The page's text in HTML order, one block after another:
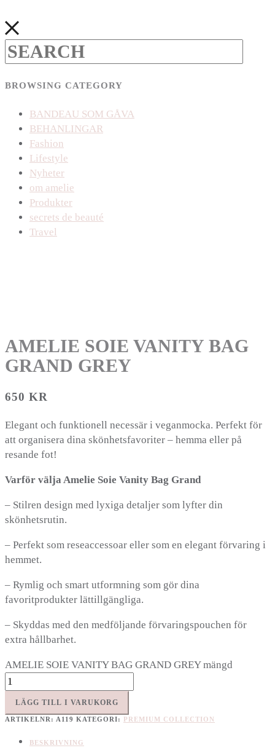
BROWSING CATEGORY
BANDEAU SOM GÅVA
BEHANLINGAR
Fashion
Lifestyle
Nyheter
om amelie
Produkter
secrets de beauté
Travel
AMELIE SOIE VANITY BAG
GRAND GREY
650 KR
Elegant och funktionell necessär i veganmocka. Perfekt för
att organisera dina skönhetsfavoriter – hemma eller på
resande fot!
Varför välja Amelie Soie Vanity Bag Grand
– Stilren design med lyxiga detaljer som lyfter din
skönhetsrutin.
– Perfekt som reseaccessoar eller som en elegant förvaring i
hemmet.
– Rymlig och smart utformning som gör dina
favoritprodukter lättillgängliga.
– Skyddas med den medföljande förvaringspouchen för
extra hållbarhet.
AMELIE SOIE VANITY BAG GRAND GREY mängd
LÄGG TILL I VARUKORG
ARTIKELNR: A119 KATEGORI: PREMIUM COLLECTION
BESKRIVNING